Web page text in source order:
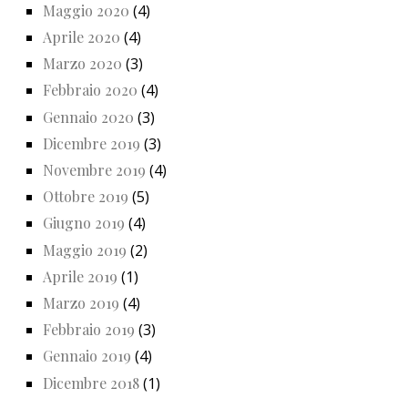
Maggio 2020 (4)
Aprile 2020 (4)
Marzo 2020 (3)
Febbraio 2020 (4)
Gennaio 2020 (3)
Dicembre 2019 (3)
Novembre 2019 (4)
Ottobre 2019 (5)
Giugno 2019 (4)
Maggio 2019 (2)
Aprile 2019 (1)
Marzo 2019 (4)
Febbraio 2019 (3)
Gennaio 2019 (4)
Dicembre 2018(1)